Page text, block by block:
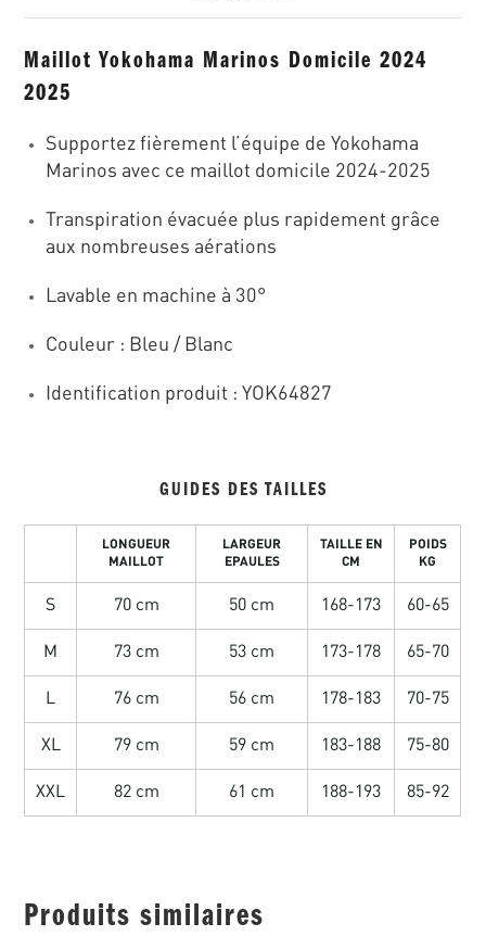
Maillot Yokohama Marinos Domicile 2024
2025
Supportez fièrement l’équipe de Yokohama
Marinos avec ce maillot domicile 2024-2025
Transpiration évacuée plus rapidement grâce
aux nombreuses aérations
Lavable en machine à 30°
Couleur : Bleu / Blanc
Identification produit : YOK64827
GUIDES DES TAILLES
LONGUEUR
MAILLOT
LARGEUR
EPAULES
TAILLE EN
CM
POIDS
KG
S 70 cm 50 cm 168-173 60-65
M 73 cm 53 cm 173-178 65-70
L 76 cm 56 cm 178-183 70-75
XL 79 cm 59 cm 183-188 75-80
XXL 82 cm 61 cm 188-193 85-92
Produits similaires